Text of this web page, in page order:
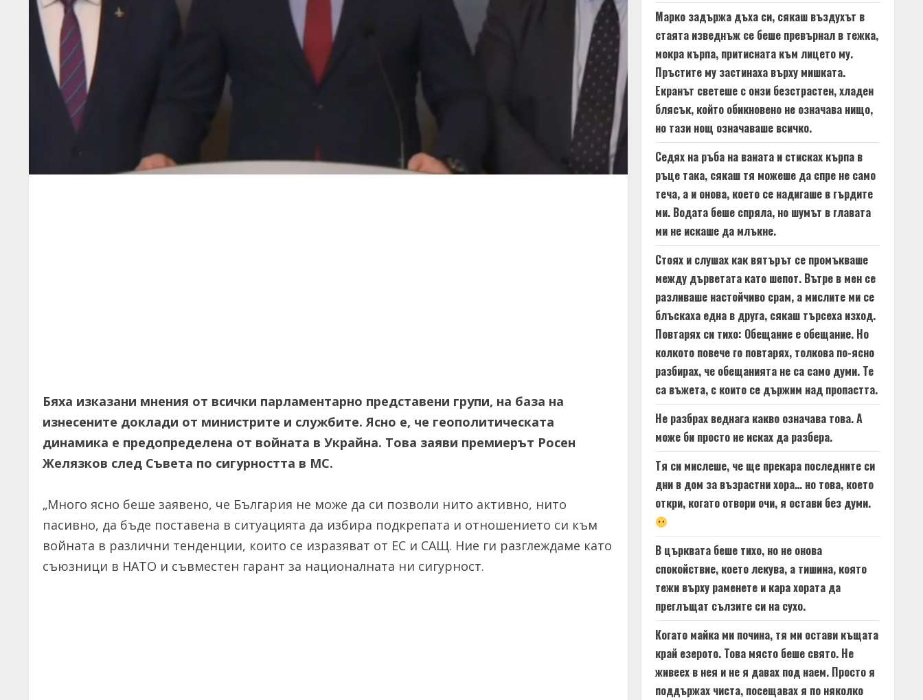
Бяха изказани мнения от всички парламентарно представени групи, на база на
изнесените доклади от министрите и службите. Ясно е, че геополитическата
динамика е предопределена от войната в Украйна. Това заяви премиерът Росен
Желязков след Съвета по сигурността в МС.
„Много ясно беше заявено, че България не може да си позволи нито активно, нито
пасивно, да бъде поставена в ситуацията да избира подкрепата и отношението си към
войната в различни тенденции, които се изразяват от ЕС и САЩ. Ние ги разглеждаме като
съюзници в НАТО и съвместен гарант за националната ни сигурност.
Марко задържа дъха си, сякаш въздухът в
стаята изведнъж се беше превърнал в тежка,
мокра кърпа, притисната към лицето му.
Пръстите му застинаха върху мишката.
Екранът светеше с онзи безстрастен, хладен
блясък, който обикновено не означава нищо,
но тази нощ означаваше всичко.
Седях на ръба на ваната и стисках кърпа в
ръце така, сякаш тя можеше да спре не само
теча, а и онова, което се надигаше в гърдите
ми. Водата беше спряла, но шумът в главата
ми не искаше да млъкне.
Стоях и слушах как вятърът се промъкваше
между дърветата като шепот. Вътре в мен се
разливаше настойчиво срам, а мислите ми се
блъскаха една в друга, сякаш търсеха изход.
Повтарях си тихо: Обещание е обещание. Но
колкото повече го повтарях, толкова по-ясно
разбирах, че обещанията не са само думи. Те
са въжета, с които се държим над пропастта.
Не разбрах веднага какво означава това. А
може би просто не исках да разбера.
Тя си мислеше, че ще прекара последните си
дни в дом за възрастни хора… но това, което
откри, когато отвори очи, я остави без думи.
В църквата беше тихо, но не онова
спокойствие, което лекува, а тишина, която
тежи върху раменете и кара хората да
преглъщат сълзите си на сухо.
Когато майка ми почина, тя ми остави къщата
край езерото. Това място беше свято. Не
живеех в нея и не я давах под наем. Просто я
поддържах чиста, посещавах я по няколко